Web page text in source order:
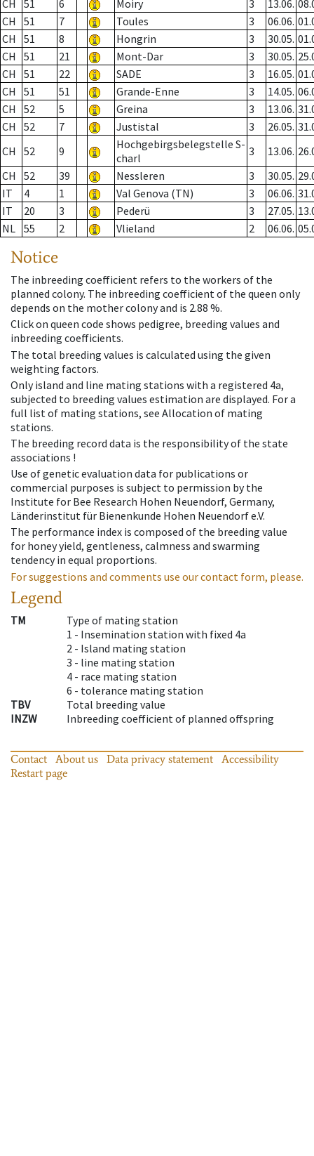
CH 51 6 Moiry 3 13.06.
CH
51 7 Toules 3 06.06.
CH
51 8 Hongrin 3 30.05.
CH
51 21 Mont-Dar 3 30.05.
CH
51 22 SADE 3 16.05.
CH
51 51 Grande-Enne 3 14.05.
CH
52 5 Greina 3 13.06.
CH
52 7 Justistal 3 26.05.
CH
52 9
Hochgebirgsbelegstelle S-
charl
3 13.06.
CH
52 39 Nessleren 3 30.05.
IT
4 1 Val Genova (TN) 3 06.06.
IT
20 3 Pederü 3 27.05.
NL 55 2 Vlieland 2 06.06.
Notice
The inbreeding coefficient refers to the workers of the
planned colony. The inbreeding coefficient of the queen only
depends on the mother colony and is 2.88 %.
Click on queen code shows pedigree, breeding values and
inbreeding coefficients.
The total breeding values is calculated using the given
weighting factors.
Only island and line mating stations with a registered 4a,
subjected to breeding values estimation are displayed. For a
full list of mating stations, see Allocation of mating
stations.
The breeding record data is the responsibility of the state
associations !
Use of genetic evaluation data for publications or
commercial purposes is subject to permission by the
Institute for Bee Research Hohen Neuendorf, Germany,
Länderinstitut für Bienenkunde Hohen Neuendorf e.V.
The performance index is composed of the breeding value
for honey yield, gentleness, calmness and swarming
tendency in equal proportions.
For suggestions and comments use our contact form, please.
Legend
TM
Type of mating station
1 - Insemination station with fixed 4a
2 - Island mating station
3 - line mating station
4 - race mating station
6 - tolerance mating station
TBV
Total breeding value
INZW
Inbreeding coefficient of planned offspring
Contact About us Data privacy statement
Accessibility
Restart page